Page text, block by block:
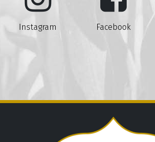
Instagram Facebook